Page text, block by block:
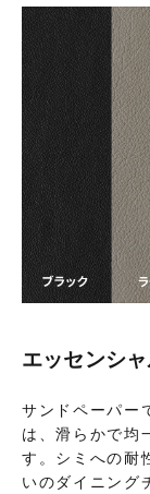
エッセンシ
サンドペーパー
は、滑らかで均
す。シミへの耐
いのダイニング